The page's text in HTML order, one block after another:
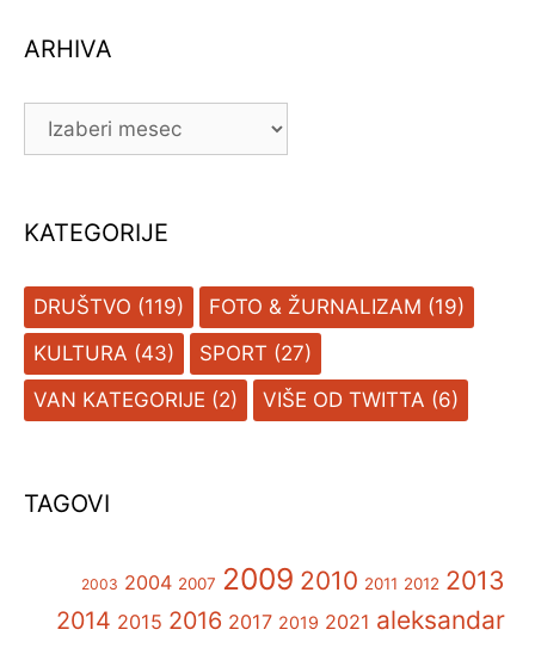
ARHIVA
ARHIVA
KATEGORIJE
DRUŠTVO (119) FOTO & ŽURNALIZAM (19)
KULTURA (43) SPORT (27)
VAN KATEGORIJE (2) VIŠE OD TWITTA (6)
TAGOVI
2003 2004 2007 2009 2010 2011 2012 2013
2014 2015 2016 2017 2019 2021 aleksandar